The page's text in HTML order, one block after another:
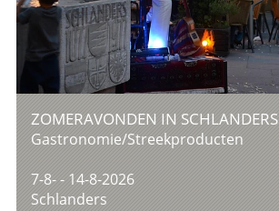
ZOMERAVONDEN IN SCHLANDERS
Gastronomie/Streekproducten
7-8- - 14-8-2026
Schlanders